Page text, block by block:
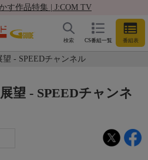
す作品特集 | J:COM TV
CS番組一覧 番組表
検索
望 - SPEEDチャンネル
望 - SPEEDチャンネ